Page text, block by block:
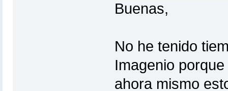
Buenas,
No he tenido
Imagenio
ahora mismo